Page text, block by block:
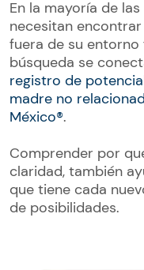
En la mayoría de
necesitan
fuera de su entorno
búsqueda se
registro de
madre no
México®.
Comprender por
claridad, también
que tiene cada
de posibilidades.